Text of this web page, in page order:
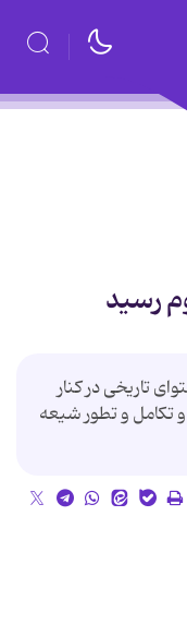
رسید
تاریخی در کنار
تکامل و تطور شیعه